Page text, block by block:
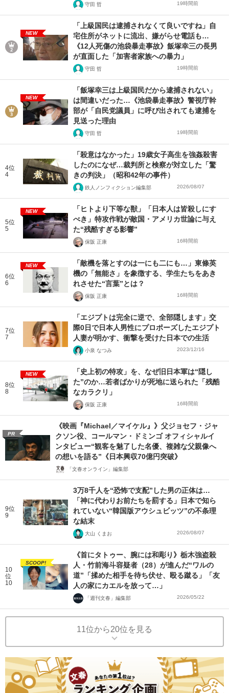
守田 哲 19時間前
NEW
「上級国民は逮捕されなくて良いですね」自
宅住所がネットに流出、嫌がらせ電話も…
《12人死傷の池袋暴走事故》飯塚幸三の長男
が直面した「加害者家族への暴力」
守田 哲 19時間前
NEW
「飯塚幸三は上級国民だから逮捕されない」
は間違いだった…《池袋暴走事故》警視庁幹
部が「自民党議員」に呼び出されても逮捕を
見送った理由
守田 哲 19時間前
4位
4
「殺意はなかった」19歳女子高生を強姦殺害
したのになぜ…裁判所と検察が対立した「驚
きの判決」（昭和42年の事件）
鉄人ノンフィクション編集部 2026/08/07
5位
5
NEW
「ヒトより下等な獣」「日本人は皆殺しにす
べき」特攻作戦が敵国・アメリカ世論に与え
た“残酷すぎる影響”
保阪 正康 16時間前
6位
6
NEW
「敵機を落とすのは一にも二にも…」東條英
機の「無能さ」を象徴する、学生たちをあき
れさせた“言葉”とは？
保阪 正康 16時間前
7位
7
「エジプトは完全に逆で、全部隠します」交
際0日で日本人男性にプロポーズしたエジプト
人妻が明かす、衝撃を受けた日本での生活
小泉 なつみ 2023/12/16
8位
8
NEW
「史上初の特攻」を、なぜ旧日本軍は“隠し
た”のか…若者ばかりが死地に送られた「残酷
なカラクリ」
保阪 正康 16時間前
PR
《映画『Michael／マイケル』》父ジョセフ・ジャ
クソン役、コールマン・ドミンゴ オフィシャルイ
ンタビュー“観客を魅了した名優、複雑な父親像へ
の想いを語る”《日本興収70億円突破》
「文春オンライン」編集部
9位
9
3万8千人を“恐怖で支配”した男の正体は…
「神に代わりお前たちを罰する」日本で知ら
れていない“韓国版アウシュビッツ”の不条理
な結末
大山 くまお 2026/08/07
10
位
10
SCOOP!
《首にタトゥー、腕には和彫り》栃木強盗殺
人・竹前海斗容疑者（28）が進んだ“ワルの
道”「揉めた相手を待ち伏せ、殴る蹴る」「友
人の家にカエルを放って…」
「週刊文春」編集部 2026/05/22
11位から20位を見る